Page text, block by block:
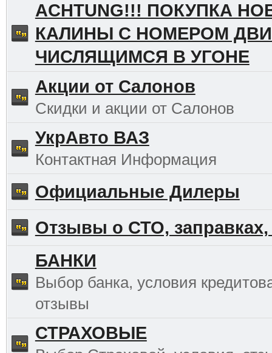
ACHTUNG!!! ПОКУПКА
КАЛИНЫ С НОМЕРОМ
ЧИСЛЯЩИМСЯ В УГОНЕ
Акции от Салонов
Скидки и акции от Салонов
УкрАвто ВАЗ
Контактная Информация
Официальные Дилеры
Отзывы о СТО, заправках,
БАНКИ
Выбор банка, условия
отзывы
СТРАХОВЫЕ